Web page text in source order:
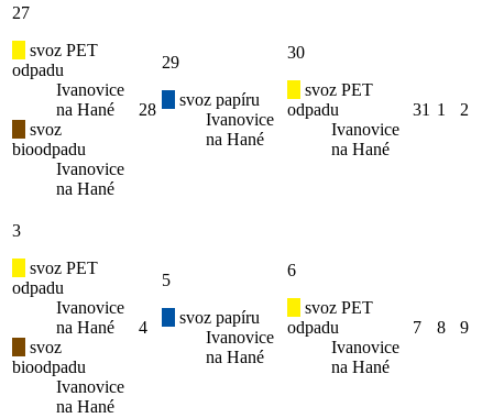
27
svoz PET
odpadu
Ivanovice
na Hané
svoz
bioodpadu
Ivanovice
na Hané
28
29
svoz papíru
Ivanovice
na Hané
30
svoz PET
odpadu
Ivanovice
na Hané
31 1 2
3
svoz PET
odpadu
Ivanovice
na Hané
svoz
bioodpadu
Ivanovice
na Hané
4
5
svoz papíru
Ivanovice
na Hané
6
svoz PET
odpadu
Ivanovice
na Hané
7 8 9